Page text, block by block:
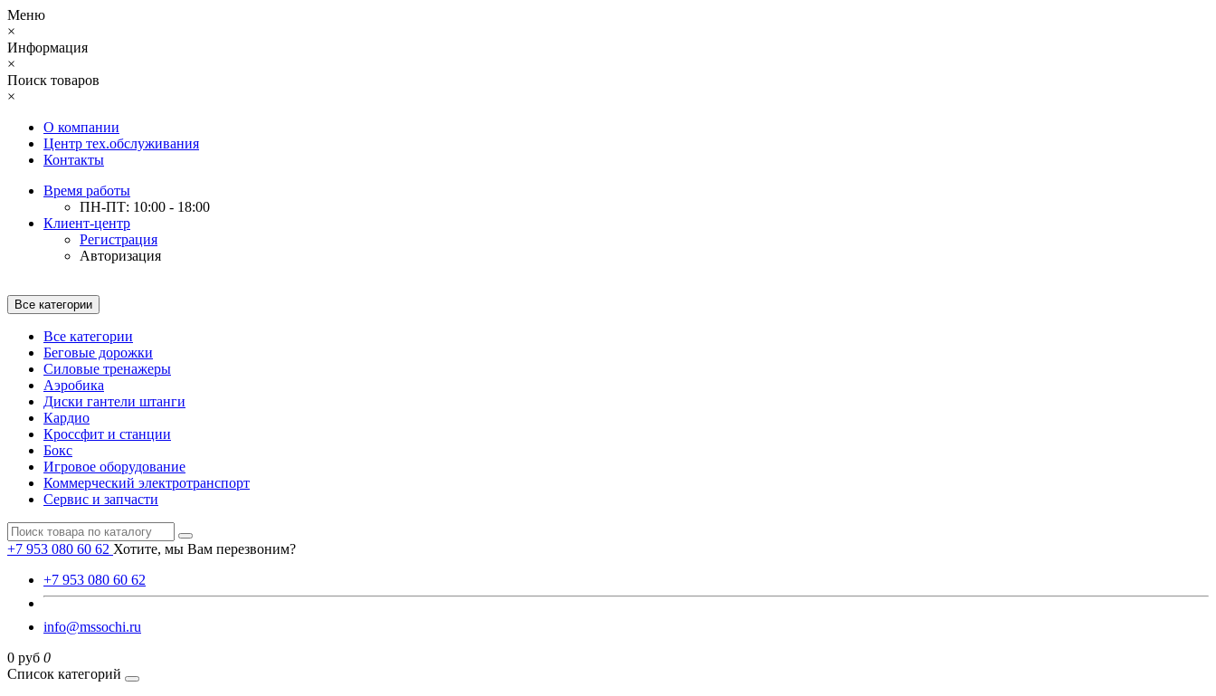
Меню
×
Информация
×
Поиск товаров
×
О компании
Центр тех.обслуживания
Контакты
Время работы
ПН-ПТ: 10:00 - 18:00
Клиент-центр
Регистрация
Авторизация
Все категории
Все категории
Беговые дорожки
Силовые тренажеры
Аэробика
Диски гантели штанги
Кардио
Кроссфит и станции
Бокс
Игровое оборудование
Коммерческий электротранспорт
Сервис и запчасти
+7 953 080 60 62 Хотите, мы Вам перезвоним?
+7 953 080 60 62
info@mssochi.ru
0 руб 0
Список категорий